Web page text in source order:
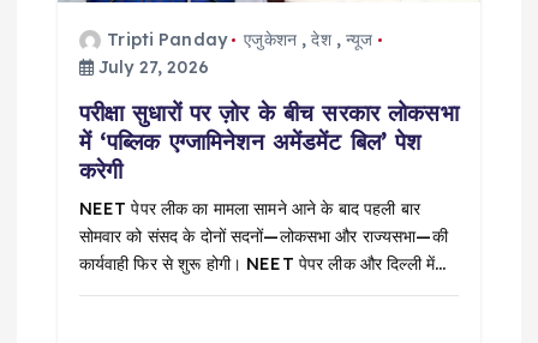
Tripti Panday एजुकेशन,देश,न्यूज
July 27, 2026
परीक्षा सुधारों पर ज़ोर के बीच सरकार लोकसभा
में ‘पब्लिक एग्जामिनेशन अमेंडमेंट बिल’ पेश
करेगी
NEET पेपर लीक का मामला सामने आने के बाद पहली बार
सोमवार को संसद के दोनों सदनों—लोकसभा और राज्यसभा—की
कार्यवाही फिर से शुरू होगी। NEET पेपर लीक और दिल्ली में…